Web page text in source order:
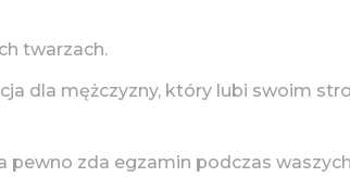
twarzach.
dla mężczyzny, który lubi swoim
pewno zda egzamin podczas waszych